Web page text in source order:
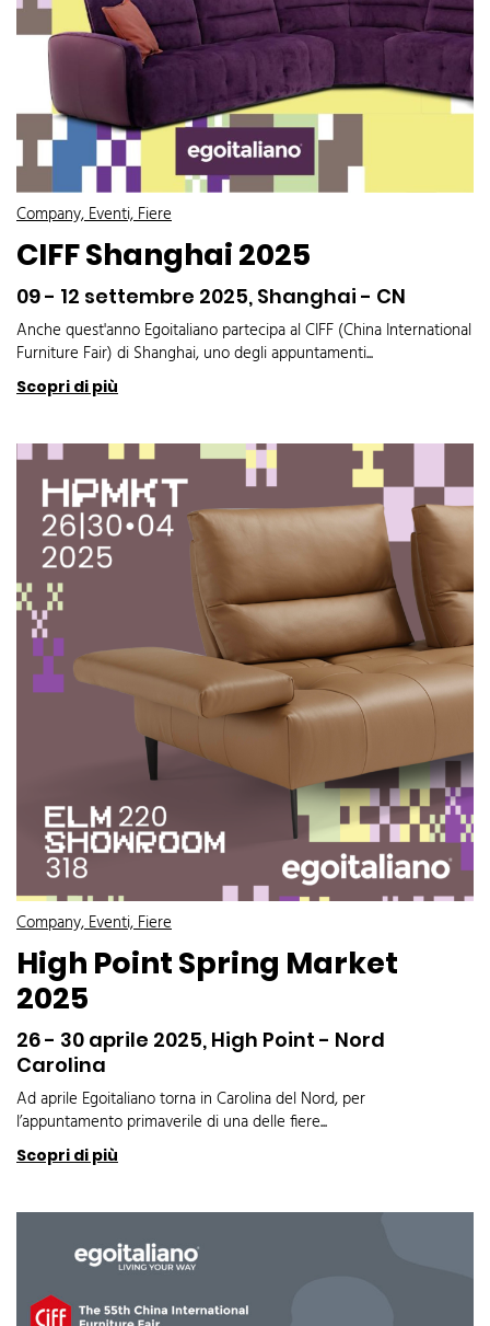
Company, Eventi, Fiere
CIFF Shanghai 2025
09 - 12 settembre 2025, Shanghai - CN
Anche quest'anno Egoitaliano partecipa al CIFF (China International
Furniture Fair) di Shanghai, uno degli appuntamenti...
Scopri di più
Company, Eventi, Fiere
High Point Spring Market
2025
26 - 30 aprile 2025, High Point - Nord
Carolina
Ad aprile Egoitaliano torna in Carolina del Nord, per
l’appuntamento primaverile di una delle fiere...
Scopri di più